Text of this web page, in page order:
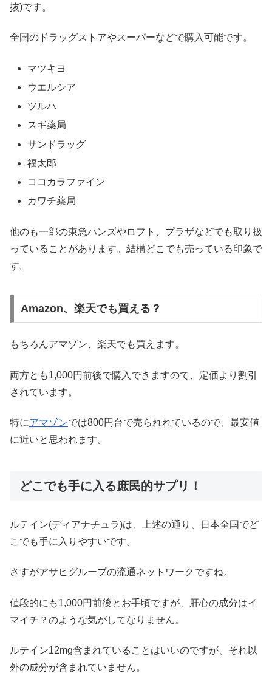
抜)です。
全国のドラッグストアやスーパーなどで購入可能です。
マツキヨ
ウエルシア
ツルハ
スギ薬局
サンドラッグ
福太郎
ココカラファイン
カワチ薬局
他のも一部の東急ハンズやロフト、プラザなどでも取り扱
っていることがあります。結構どこでも売っている印象で
す。
Amazon、楽天でも買える？
もちろんアマゾン、楽天でも買えます。
両方とも1,000円前後で購入できますので、定価より割引
されています。
特にアマゾンでは800円台で売られれているので、最安値
に近いと思われます。
どこでも手に入る庶民的サプリ！
ルテイン(ディアナチュラ)は、上述の通り、日本全国でど
こでも手に入りやすいです。
さすがアサヒグループの流通ネットワークですね。
値段的にも1,000円前後とお手頃ですが、肝心の成分はイ
マイチ？のような気がしてなりません。
ルテイン12mg含まれていることはいいのですが、それ以
外の成分が含まれていません。